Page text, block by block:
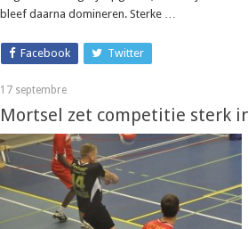
bleef daarna domineren. Sterke …
Facebook Twitter
17 septembre
Mortsel zet competitie sterk